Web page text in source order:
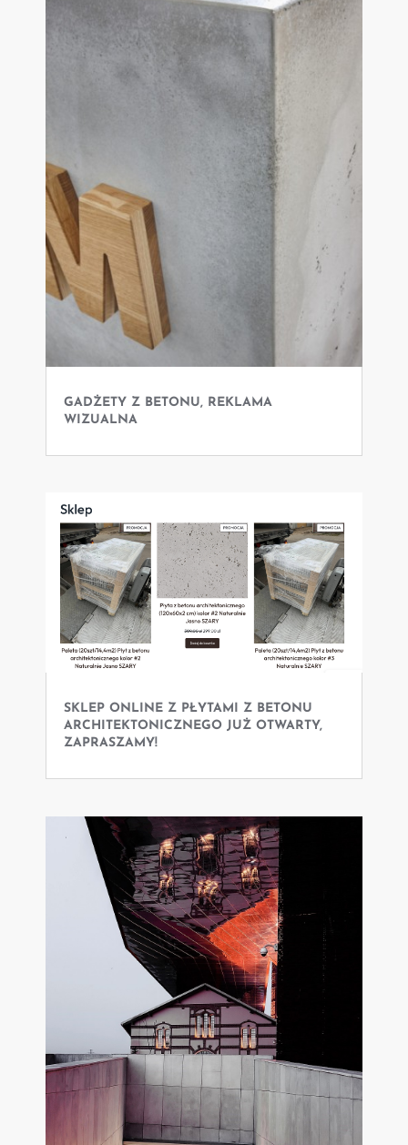
GADŻETY Z BETONU, REKLAMA
WIZUALNA
SKLEP ONLINE Z PŁYTAMI Z BETONU
ARCHITEKTONICZNEGO JUŻ OTWARTY,
ZAPRASZAMY!